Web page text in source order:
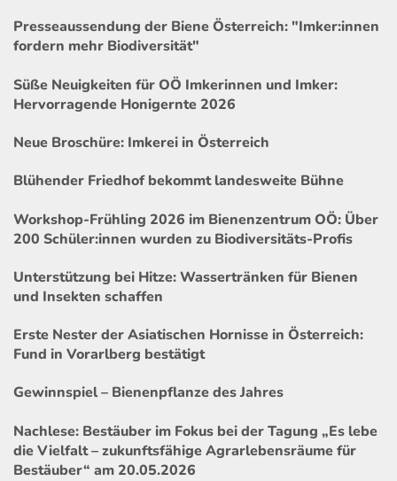
Presseaussendung der Biene Österreich: "Imker:innen
fordern mehr Biodiversität"
Süße Neuigkeiten für OÖ Imkerinnen und Imker:
Hervorragende Honigernte 2026
Neue Broschüre: Imkerei in Österreich
Blühender Friedhof bekommt landesweite Bühne
Workshop-Frühling 2026 im Bienenzentrum OÖ: Über
200 Schüler:innen wurden zu Biodiversitäts-Profis
Unterstützung bei Hitze: Wassertränken für Bienen
und Insekten schaffen
Erste Nester der Asiatischen Hornisse in Österreich:
Fund in Vorarlberg bestätigt
Gewinnspiel – Bienenpflanze des Jahres
Nachlese: Bestäuber im Fokus bei der Tagung „Es lebe
die Vielfalt – zukunftsfähige Agrarlebensräume für
Bestäuber“ am 20.05.2026